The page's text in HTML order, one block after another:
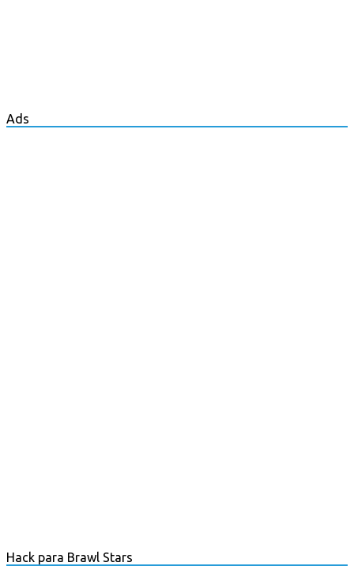
Ads
Hack para Brawl Stars